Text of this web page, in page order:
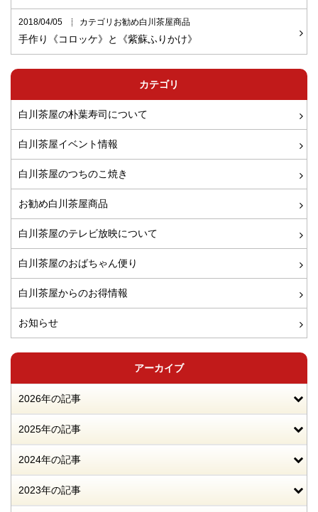
2018/04/05 カテゴリお勧め白川茶屋商品
手作り《コロッケ》と《紫蘇ふりかけ》
カテゴリ
白川茶屋の朴葉寿司について
白川茶屋イベント情報
白川茶屋のつちのこ焼き
お勧め白川茶屋商品
白川茶屋のテレビ放映について
白川茶屋のおばちゃん便り
白川茶屋からのお得情報
お知らせ
アーカイブ
2026年の記事
2025年の記事
2024年の記事
2023年の記事